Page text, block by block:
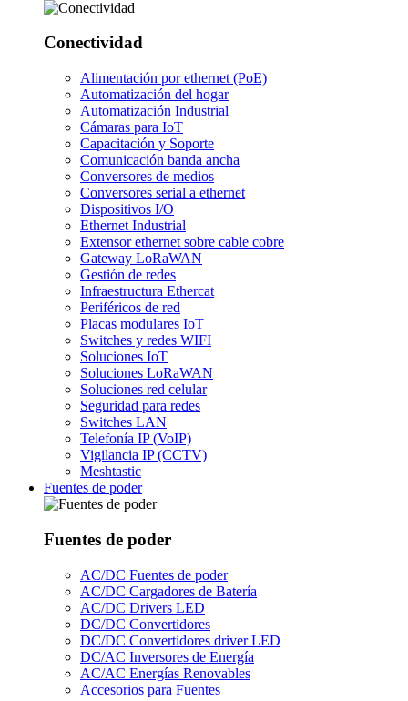
Conectividad
Alimentación por ethernet (PoE)
Automatización del hogar
Automatización Industrial
Cámaras para IoT
Capacitación y Soporte
Comunicación banda ancha
Conversores de medios
Conversores serial a ethernet
Dispositivos I/O
Ethernet Industrial
Extensor ethernet sobre cable cobre
Gateway LoRaWAN
Gestión de redes
Infraestructura Ethercat
Periféricos de red
Placas modulares IoT
Switches y redes WIFI
Soluciones IoT
Soluciones LoRaWAN
Soluciones red celular
Seguridad para redes
Switches LAN
Telefonía IP (VoIP)
Vigilancia IP (CCTV)
Meshtastic
Fuentes de poder
Fuentes de poder
AC/DC Fuentes de poder
AC/DC Cargadores de Batería
AC/DC Drivers LED
DC/DC Convertidores
DC/DC Convertidores driver LED
DC/AC Inversores de Energía
AC/AC Energías Renovables
Accesorios para Fuentes